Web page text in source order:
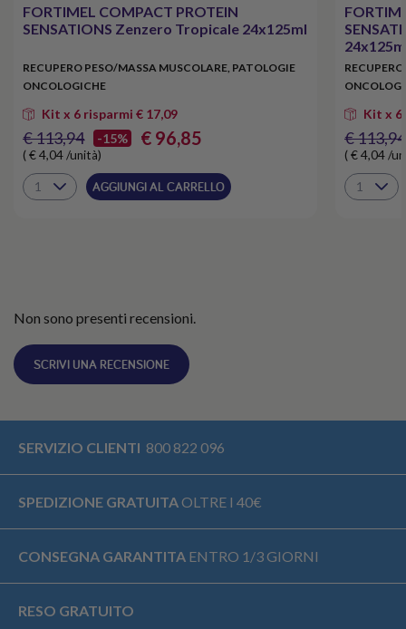
FORTIMEL COMPACT PROTEIN
SENSATIONS Zenzero Tropicale 24x125ml
RECUPERO PESO/MASSA MUSCOLARE, PATOLOGIE
ONCOLOGICHE
Kit x 6 risparmi € 17,09
€ 113,94 -15% € 96,85
( € 4,04 /unità)
AGGIUNGI AL CARRELLO
Kit x 6
€ 113,94
( € 4,04 /
Non sono presenti recensioni.
SCRIVI UNA RECENSIONE
SERVIZIO CLIENTI 800 822 096
SPEDIZIONE GRATUITAOLTRE I 40€
CONSEGNA GARANTITA ENTRO 1/3 GIORNI
RESO GRATUITO